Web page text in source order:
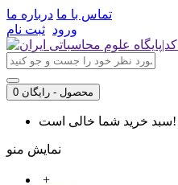
تماس با ما درباره ما
ورود ثبت نام
0 محصول - رایگان
سبد خرید شما خالی است!
نمایش منو
+